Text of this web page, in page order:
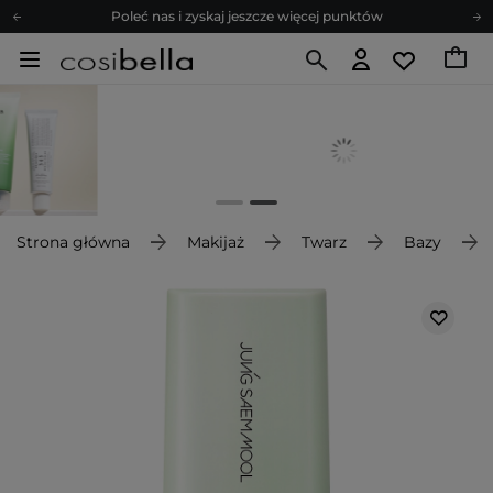
Poleć nas i zyskaj jeszcze więcej punktów
Zapisz się na newsletter pełen porad
Poleć nas i zyskaj jeszcze więcej punktów
Strona główna Makijaż Twarz Bazy